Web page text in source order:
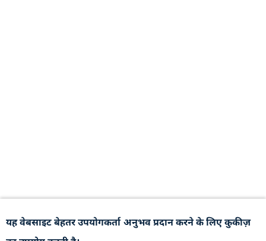
यह वेबसाइट बेहतर उपयोगकर्ता अनुभव प्रदान करने के लिए कुकीज़